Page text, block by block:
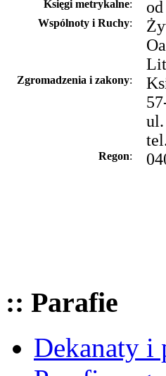
Księgi metrykalne:
Wspólnoty i Ruchy:
Zgromadzenia i zakony:
Regon:
:: Parafie
Dekanaty i